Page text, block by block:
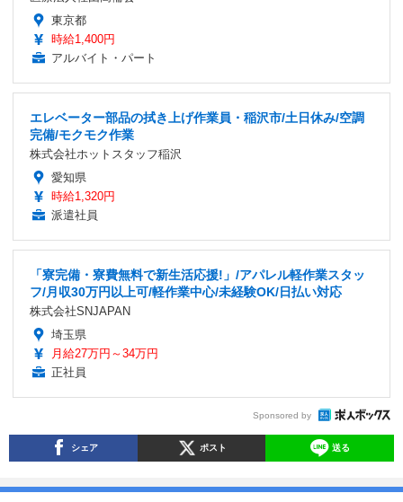
東京都
時給1,400円
アルバイト・パート
エレベーター部品の拭き上げ作業員・稲沢市/土日休み/空調
完備/モクモク作業
株式会社ホットスタッフ稲沢
愛知県
時給1,320円
派遣社員
「寮完備・寮費無料で新生活応援!」/アパレル軽作業スタッ
フ/月収30万円以上可/軽作業中心/未経験OK/日払い対応
株式会社SNJAPAN
埼玉県
月給27万円～34万円
正社員
Sponsored by
シェア ポスト 送る